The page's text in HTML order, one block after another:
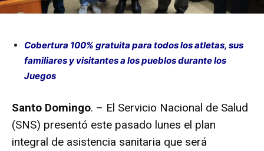
Cobertura 100% gratuita para todos los atletas, sus
familiares y visitantes a los pueblos durante los
Juegos
Santo Domingo. – El Servicio Nacional de Salud
(SNS) presentó este pasado lunes el plan
integral de asistencia sanitaria que será